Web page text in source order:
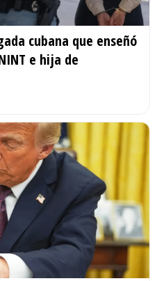
cubana que enseñó
e hija de